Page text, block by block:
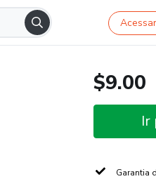
$9.00
Ir
Garantia